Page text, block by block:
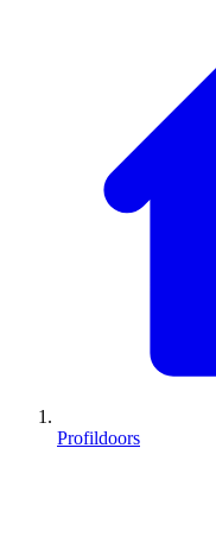
Profildoors